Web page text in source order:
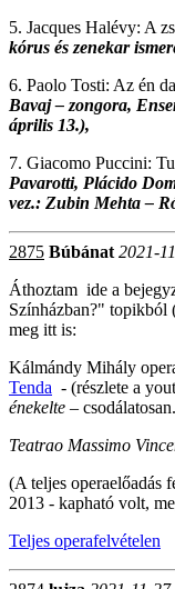
5. Jacques Halévy: A
kórus és zenekar
6. Paolo Tosti: Az én
Bavaj – zongora,
április 13.),
7. Giacomo Puccini:
Pavarotti, Plácido
vez.: Zubin Mehta –
2875 Búbánat 2021-
Áthoztam ide a
Színházban?" topikból
meg itt is:
Kálmándy Mihály
Tenda - (részlete a
énekelte – csodálatosan.
Teatrao Massimo
(A teljes operaelőadás
2013 - kapható volt,
Teljes operafelvételen